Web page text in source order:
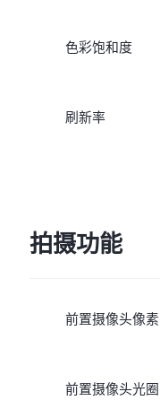
色彩饱和度
刷新率
拍摄功能
前置摄像头像素
前置摄像头光圈